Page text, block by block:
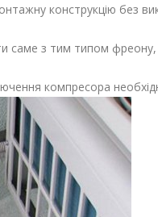
конструкцію без
саме з тим типом фреону,
компресора